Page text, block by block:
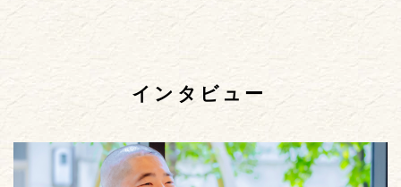
インタビュー